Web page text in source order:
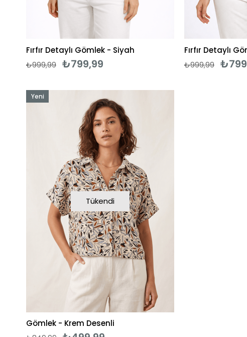
Fırfır Detaylı Gömlek - Siyah
₺799,99
₺999,99
Fırfır Detaylı
₺999,99
Tükendi
Gömlek - Krem Desenli
Yeni